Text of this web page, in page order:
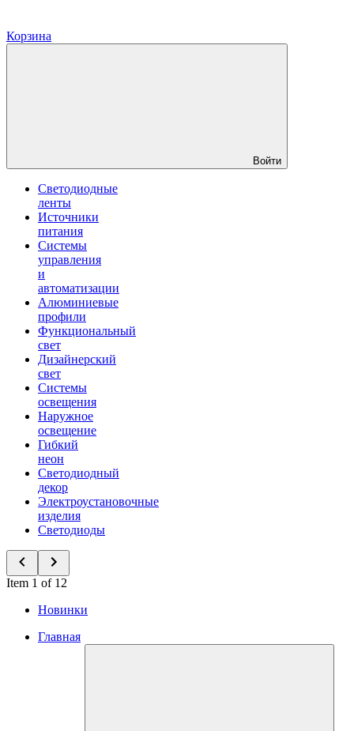
Корзина
Войти
Светодиодные
ленты
Источники
питания
Системы
управления
и
автоматизации
Алюминиевые
профили
Функциональный
свет
Дизайнерский
свет
Системы
освещения
Наружное
освещение
Гибкий
неон
Светодиодный
декор
Электроустановочные
изделия
Светодиоды
Item 1 of 12
Новинки
Главная